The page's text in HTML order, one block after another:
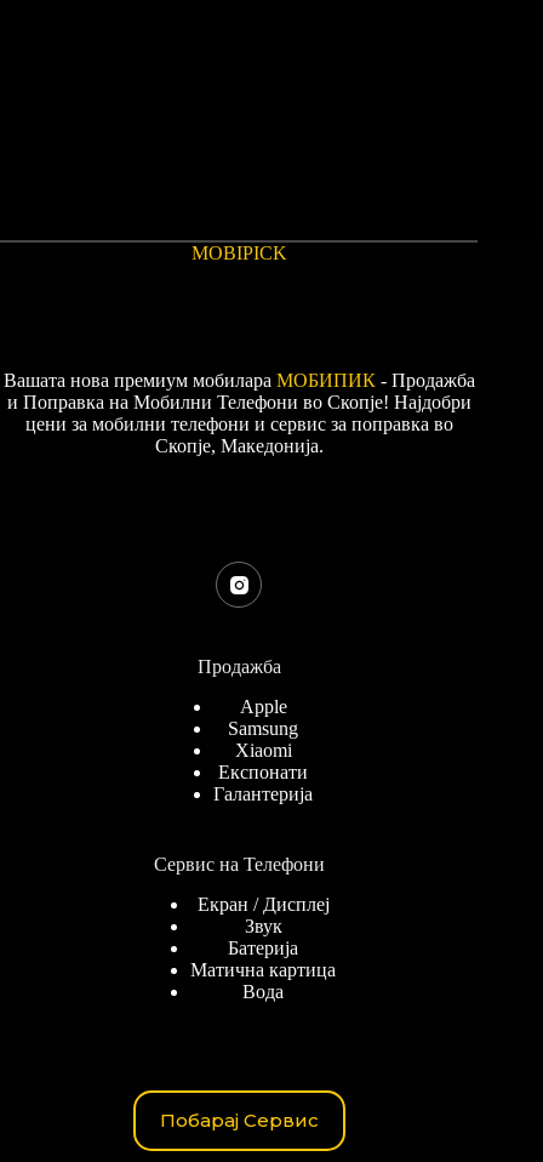
MOBIPICK
Вашата нова премиум мобилара МОБИПИК - Продажба
и Поправка на Мобилни Телефони во Скопје! Најдобри
цени за мобилни телефони и сервис за поправка во
Скопје, Македонија.
Продажба
Apple
Samsung
Xiaomi
Експонати
Галантерија
Сервис на Телефони
Екран / Дисплеј
Звук
Батерија
Матична картица
Вода
Побарај Сервис